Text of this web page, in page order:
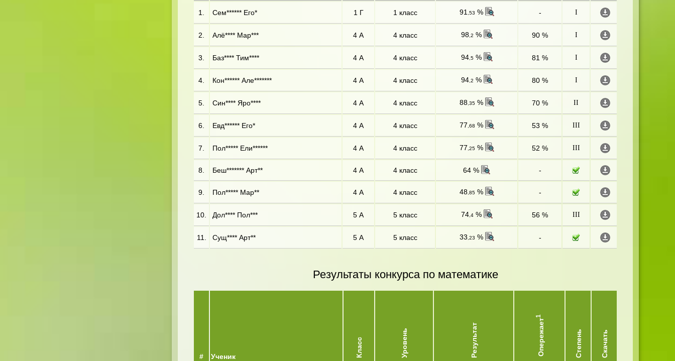
1. Сем****** Его* 1 Г 1 класс 91 ,53 % - I
2. Алё**** Мар*** 4 А 4 класс 98,2 % 90 % I
3. Баз**** Тим**** 4 А 4 класс 94,5% 81 % I
4. Кон****** Але******* 4 А 4 класс 94,2 % 80 % I
5. Син**** Яро**** 4 А 4 класс 88,35% 70 % II
6. Евд****** Его* 4 А 4 класс 77 ,68 % 53 % III
7. Пол***** Ели****** 4 А 4 класс 77 ,25% 52 % III
8. Беш******* Арт** 4 А 4 класс 64 % -
9. Пол***** Мар** 4 А 4 класс 48,85% -
10. Дол**** Пол*** 5 А 5 класс 74,4% 56 % III
11. Сущ**** Арт** 5 А 5 класс 33 ,23 % -
Результаты конкурса по математике
# Ученик Класс Уровень Результат Опережает
1
Степень Скачать